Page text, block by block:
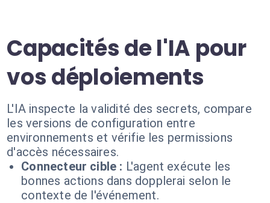
Capacités de l'IA pour
vos déploiements
L'IA inspecte la validité des secrets, compare
les versions de configuration entre
environnements et vérifie les permissions
d'accès nécessaires.
Connecteur cible : L'agent exécute les
bonnes actions dans dopplerai selon le
contexte de l'événement.